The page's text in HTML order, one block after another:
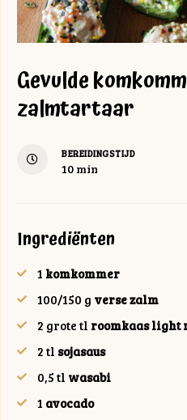
Gevulde
zalmtartaar
BEREIDINGSTIJD
10minuten
min
Ingrediënten
1 komkommer
100/150 g verse zalm
2 grote tl roomkaas light
2 tl sojasaus
0,5 tl wasabi
1 avocado